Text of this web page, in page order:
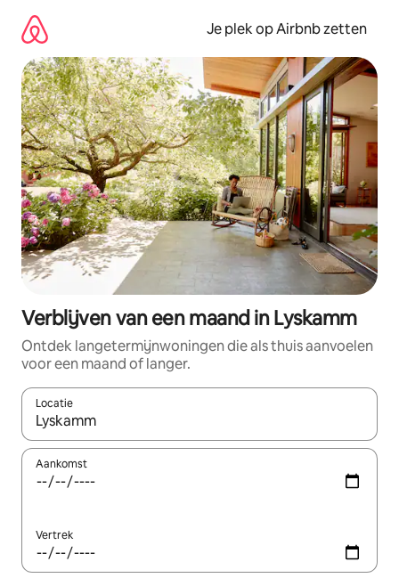
direct
naar
inhoud
Je plek op Airbnb zetten
Verblijven van een maand in Lyskamm
Ontdek langetermijnwoningen die als thuis aanvoelen
voor een maand of langer.
Locatie
Wanneer er resultaten beschikbaar zijn, maak je een keuze
Aankomst
Vertrek